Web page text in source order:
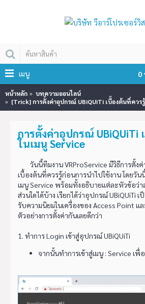
0
เมนู
หน้าหลัก
บทความออนไลน์
[Trick] การตั้งค่าอุปกรณ์ UBiQUiTi เบื้องต้นที่ควรรู้
การตั้งค่าอุปกรณ์ UBiQUiTi
ในเมนู Service
วันนี้ทีมงาน VRProService มีวิธีการตั้งค่
เบื้องต้นที่ควรรู้ก่อนการนำไปใช้งาน โดยวัน
เมนู Service พร้อมทั้งอธิบายแต่ละหัวข้อว่า
ส่วนใดได้บ้าง เรียกได้ว่าอุปกรณ์ UBiQUiTi
รับความนิยมในเครื่องของ Access Point
ตัวอย่างการตั้งค่ากันเลยดีกว่า
1. ทำการ Login เข้าสู่อุปกรณ์ UBiQUiTi
จากนั้นทำการเข้าสู่เมนู : Service เพื่